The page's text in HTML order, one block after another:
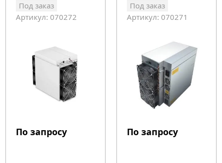
Под заказ
Артикул: 070272
По запросу
Под заказ
Артикул: 070271
По запросу